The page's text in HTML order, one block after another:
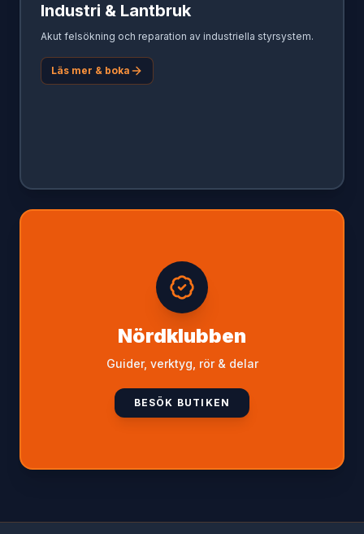
Industri & Lantbruk
Akut felsökning och reparation av industriella styrsystem.
Läs mer & boka
Nördklubben
Guider, verktyg, rör & delar
BESÖK BUTIKEN